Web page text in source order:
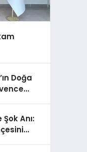
Doğa
Anı: